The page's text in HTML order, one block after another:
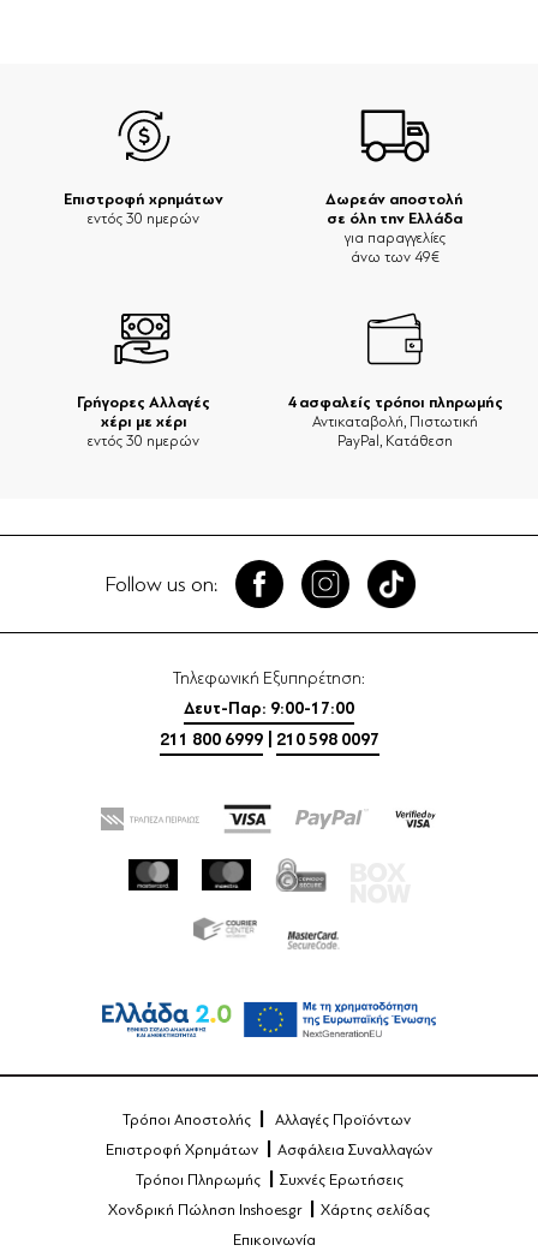
Δωρεάν αποστολή
σε όλη την Ελλάδα
για παραγγελίες
άνω των 49€
Επιστροφή χρημάτων
εντός 30 ημερών
Γρήγορες Αλλαγές
χέρι με χέρι
εντός 30 ημερών
4 ασφαλείς τρόποι πληρωμής
Αντικαταβολή, Πιστωτική
PayPal, Κατάθεση
Follow us on:
Τηλεφωνική Εξυπηρέτηση:
Δευτ-Παρ: 9:00-17:00
211 800 6999
210 598 0097
Τρόποι Αποστολής
Αλλαγές Προϊόντων
Επιστροφή Χρημάτων
Ασφάλεια Συναλλαγών
Τρόποι Πληρωμής
Συχνές Ερωτήσεις
Χονδρική Πώληση Inshoes.gr
Χάρτης σελίδας
Επικοινωνία